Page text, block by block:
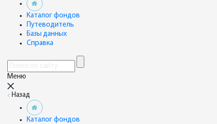
Каталог фондов
Путеводитель
Базы данных
Справка
Меню
Назад
Каталог фондов